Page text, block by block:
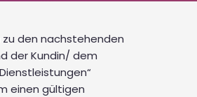
den nachstehenden
der Kundin/ dem
einen gültigen